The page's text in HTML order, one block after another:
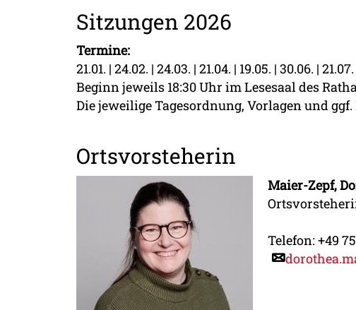
Sitzungen 2026
Termine:
21.01. | 24.02. | 24.03. | 21.04. | 19.05. | 30.06. |
Beginn jeweils 18:30 Uhr im Lesesaal des
Die jeweilige Tagesordnung, Vorlagen und
Ortsvorsteherin
Maier-Zepf,
Telefon: +49